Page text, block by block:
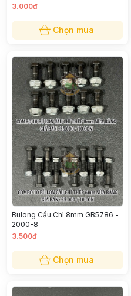
3.000đ
Chọn mua
Bulong Cầu Chì 8mm GB5786 -
2000-8
3.500đ
Chọn mua